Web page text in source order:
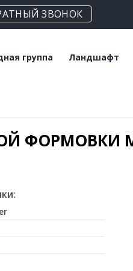
ЗВОНОК
группа
плитка
ступени
Ландшафт
ФОРМОВКИ